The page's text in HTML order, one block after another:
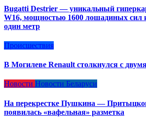
Bugatti Destrier — уникальный
W16, мощностью 1600 лошадиных сил
один метр
Происшествия
В Могилеве Renault столкнулся с
Новости Новости Беларуси
На перекрестке Пушкина —
появилась «вафельная» разметка